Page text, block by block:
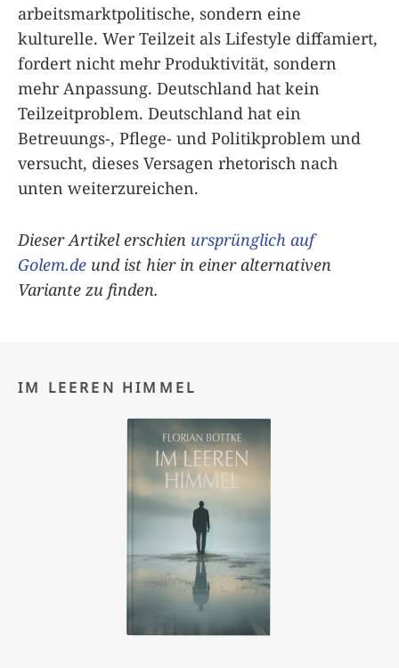
arbeitsmarktpolitische, sondern eine
kulturelle. Wer Teilzeit als Lifestyle diffamiert,
fordert nicht mehr Produktivität, sondern
mehr Anpassung. Deutschland hat kein
Teilzeitproblem. Deutschland hat ein
Betreuungs-, Pflege- und Politikproblem und
versucht, dieses Versagen rhetorisch nach
unten weiterzureichen.
Dieser Artikel erschien ursprünglich auf
Golem.de und ist hier in einer alternativen
Variante zu finden.
IM LEEREN HIMMEL